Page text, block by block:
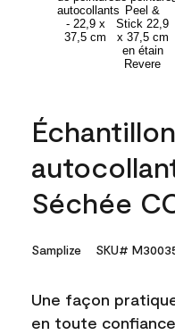
Séchée
Samplize SKU#
Une façon
en toute confiance